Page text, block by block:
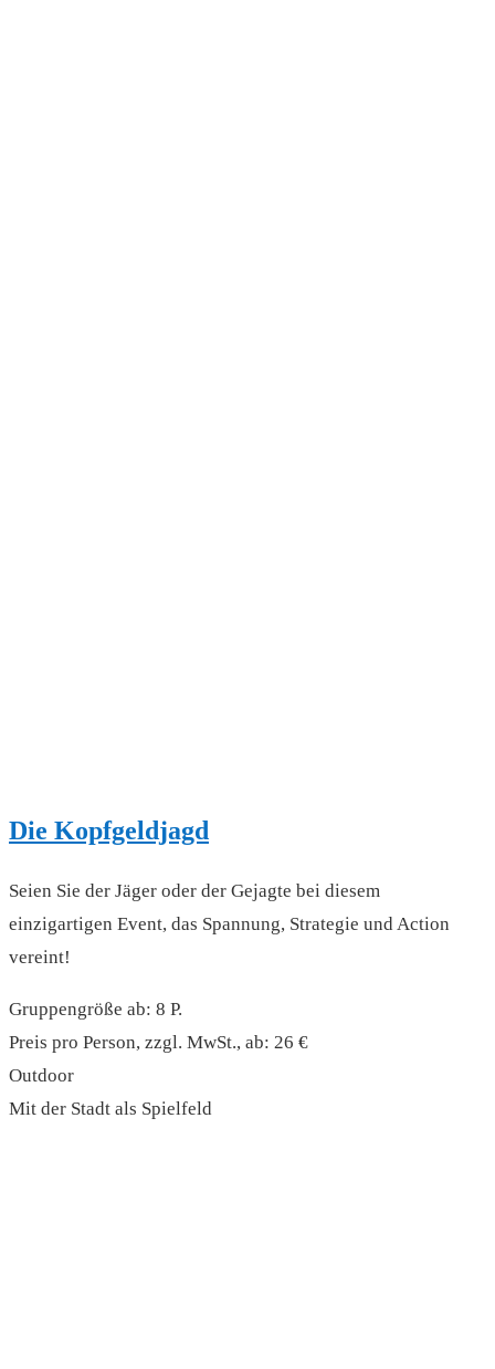
Die Kopfgeldjagd
Seien Sie der Jäger oder der Gejagte bei diesem
einzigartigen Event, das Spannung, Strategie und Action
vereint!
Gruppengröße ab: 8 P.
Preis pro Person, zzgl. MwSt., ab: 26 €
Outdoor
Mit der Stadt als Spielfeld